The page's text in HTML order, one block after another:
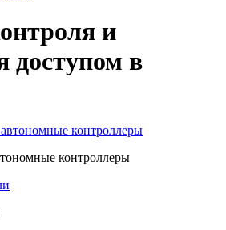
и
доступом в
контроллеры